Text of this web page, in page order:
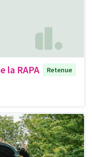
la RAPA
Retenue